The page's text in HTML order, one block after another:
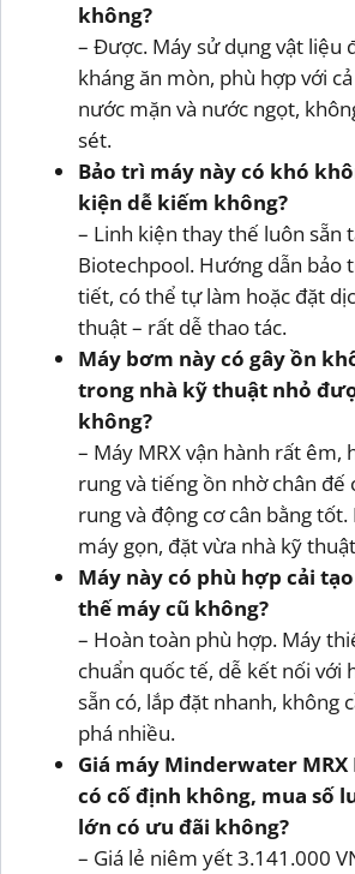
không?
– Được. Máy sử dụng vật liệu
kháng ăn mòn, phù hợp với
nước mặn và nước ngọt,
sét.
Bảo trì máy này có khó
kiện dễ kiếm không?
– Linh kiện thay thế luôn sẵn
Biotechpool. Hướng dẫn bảo
tiết, có thể tự làm hoặc đặt
thuật – rất dễ thao tác.
Máy bơm này có gây ồn
trong nhà kỹ thuật nhỏ
không?
– Máy MRX vận hành rất êm,
rung và tiếng ồn nhờ chân đế
rung và động cơ cân bằng tốt.
máy gọn, đặt vừa nhà kỹ
Máy này có phù hợp cải
thế máy cũ không?
– Hoàn toàn phù hợp. Máy
chuẩn quốc tế, dễ kết nối với
sẵn có, lắp đặt nhanh, không
phá nhiều.
Giá máy Minderwater MRX
có cố định không, mua số
lớn có ưu đãi không?
– Giá lẻ niêm yết 3.141.000